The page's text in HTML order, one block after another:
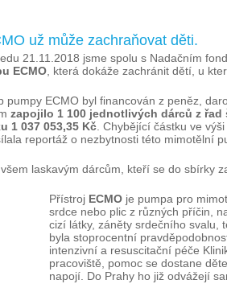
už může zachraňovat děti.
21.11.2018 jsme spolu s Nadačním
ECMO, která dokáže zachránit dětí, u
pumpy ECMO byl financován z peněz,
zapojilo 1 100 jednotlivých dárců z
1 037 053,35 Kč. Chybějící částku ve výši
reportáž o nezbytnosti této mimotělní
laskavým dárcům, kteří se do sbírky
Přístroj ECMO je pumpa pro
srdce nebo plic z různých příčin,
cizí látky, záněty srdečního svalu,
byla stoprocentní
intenzivní a resuscitační péče
pracoviště, pomoc se dostane
napojí. Do Prahy ho již odvážejí